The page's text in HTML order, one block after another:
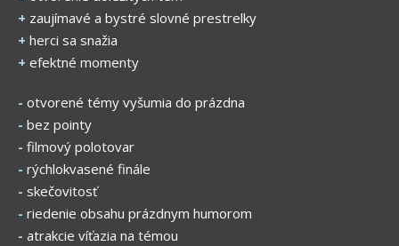
+ zaujímavé a bystré slovné prestrelky
+ herci sa snažia
+ efektné momenty
- otvorené témy vyšumia do prázdna
- bez pointy
- filmový polotovar
- rýchlokvasené finále
- skečovitosť
- riedenie obsahu prázdnym humorom
- atrakcie víťazia na témou